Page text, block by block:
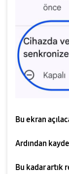
Bu ekran
Ardından
Bu kadar artık